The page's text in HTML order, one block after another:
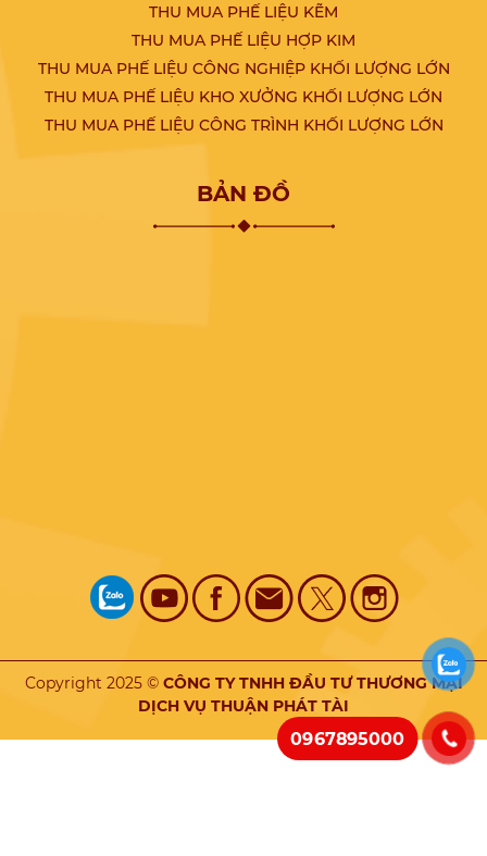
THU MUA PHẾ LIỆU KẼM
THU MUA PHẾ LIỆU HỢP KIM
THU MUA PHẾ LIỆU CÔNG NGHIỆP KHỐI LƯỢNG LỚN
THU MUA PHẾ LIỆU KHO XƯỞNG KHỐI LƯỢNG LỚN
THU MUA PHẾ LIỆU CÔNG TRÌNH KHỐI LƯỢNG LỚN
BẢN ĐỒ
Copyright 2025 © CÔNG TY TNHH ĐẦU TƯ THƯƠNG MẠI
DỊCH VỤ THUẬN PHÁT TÀI
0967895000